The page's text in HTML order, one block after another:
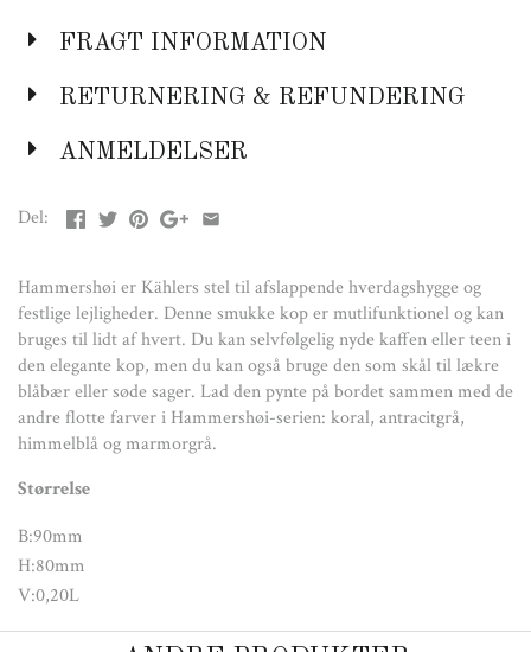
Størrelse
B:90mm
V:0,20L
FRAGT INFORMATION
RETURNERING & REFUNDERING
ANMELDELSER
Del:
Hammershøi er Kählers stel til afslappende hverdagshygge og
festlige lejligheder. Denne smukke kop er mutlifunktionel og kan
bruges til lidt af hvert. Du kan selvfølgelig nyde kaffen eller teen i
den elegante kop, men du kan også bruge den som skål til lækre
blåbær eller søde sager. Lad den pynte på bordet sammen med de
andre flotte farver i Hammershøi-serien: koral, antracitgrå,
himmelblå og marmorgrå.
Størrelse
B:90mm
H:80mm
V:0,20L